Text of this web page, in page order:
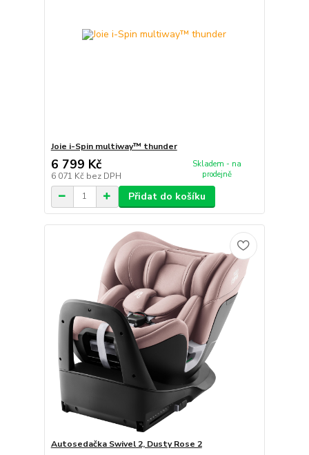
Joie i-Spin multiway™ thunder
6 799 Kč
6 071 Kč bez DPH
Skladem - na
prodejně
Přidat do košíku
Autosedačka Swivel 2, Dusty Rose 2